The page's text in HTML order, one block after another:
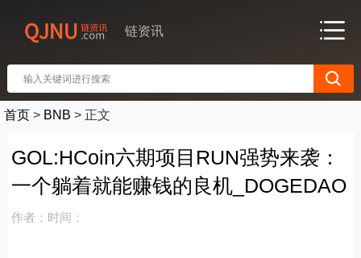
链资讯
首页 > BNB > 正文
GOL:HCoin六期项目RUN强势来袭：
一个躺着就能赚钱的良机_DOGEDAO
作者： 时间：